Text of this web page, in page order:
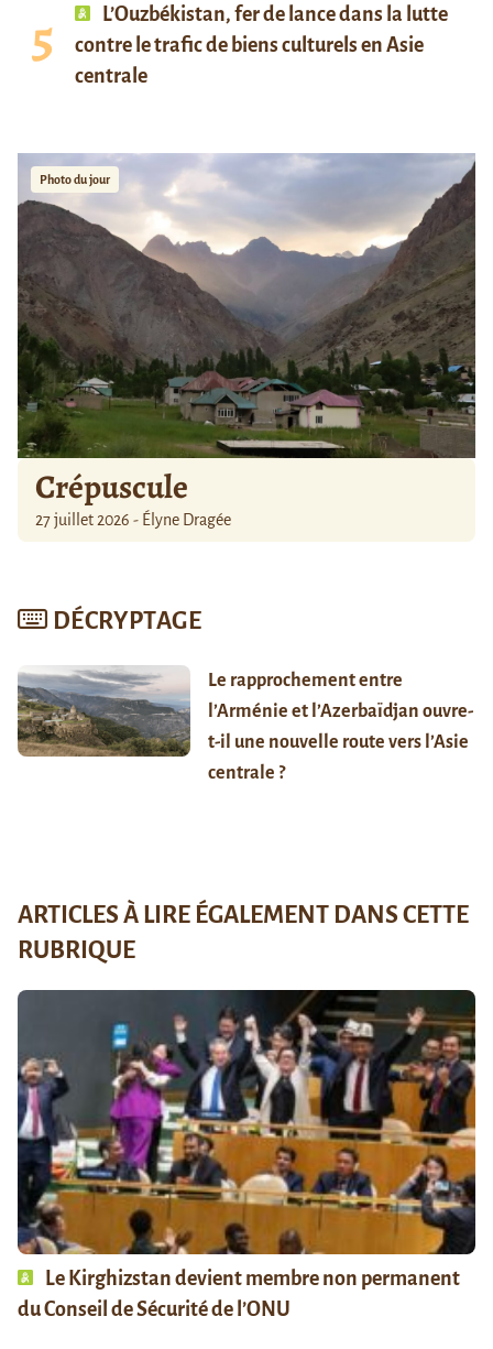
L’Ouzbékistan, fer de lance dans la lutte
contre le trafic de biens culturels en Asie
centrale
Photo du jour
Crépuscule
27 juillet 2026 - Élyne Dragée
DÉCRYPTAGE
Le rapprochement entre
l’Arménie et l’Azerbaïdjan ouvre-
t-il une nouvelle route vers l’Asie
centrale ?
ARTICLES À LIRE ÉGALEMENT DANS CETTE
RUBRIQUE
Le Kirghizstan devient membre non permanent
du Conseil de Sécurité de l’ONU